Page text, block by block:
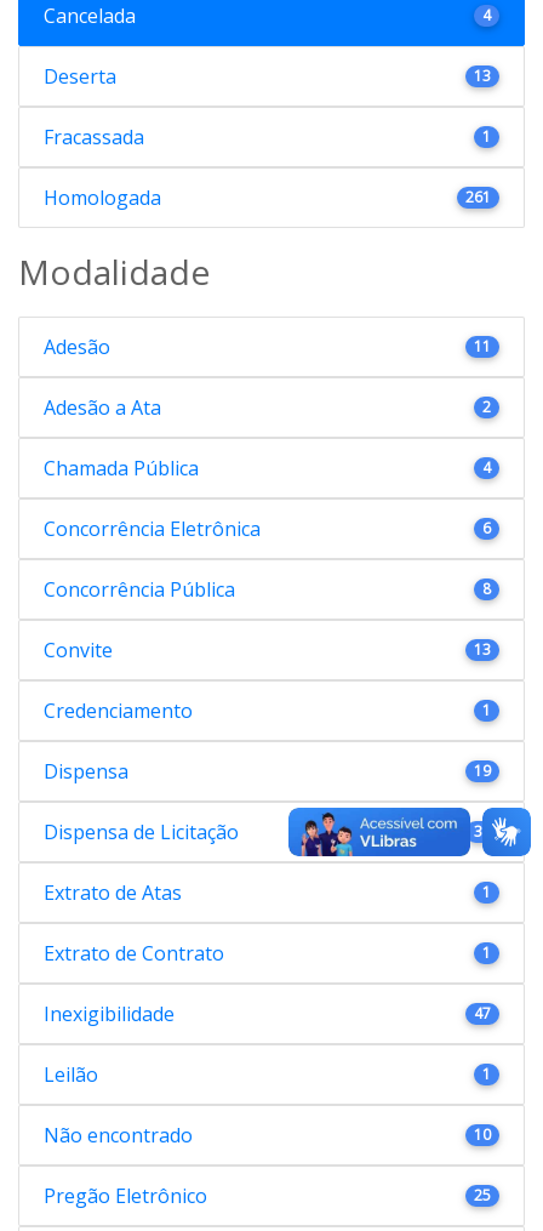
Cancelada 4
Deserta 13
Fracassada 1
Homologada 261
Modalidade
Adesão 11
Adesão a Ata 2
Chamada Pública 4
Concorrência Eletrônica 6
Concorrência Pública 8
Convite 13
Credenciamento 1
Dispensa 19
Dispensa de Licitação 38
Extrato de Atas 1
Extrato de Contrato 1
Inexigibilidade 47
Leilão 1
Não encontrado 10
Pregão Eletrônico 25